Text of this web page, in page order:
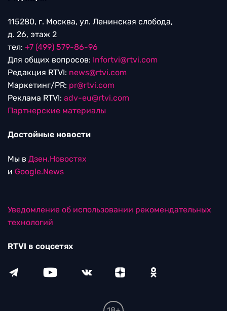
115280, г. Москва, ул. Ленинская слобода,
д. 26, этаж 2
тел: +7 (499) 579-86-96
Для общих вопросов: Infortvi@rtvi.com
Редакция RTVI: news@rtvi.com
Маркетинг/PR: pr@rtvi.com
Реклама RTVI: adv-eu@rtvi.com
Партнерские материалы
Достойные новости
Мы в Дзен.Новостях
и Google.News
Уведомление об использовании рекомендательных
технологий
RTVI в соцсетях